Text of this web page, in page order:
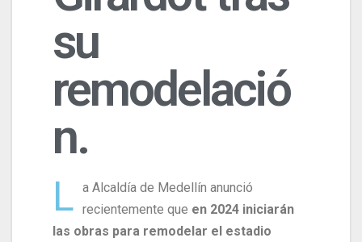
su
remodelació
n.
L a Alcaldía de Medellín anunció
recientemente que en 2024 iniciarán
las obras para remodelar el estadio